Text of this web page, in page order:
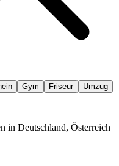
Gym Friseur Umzug
in Deutschland, Österreich